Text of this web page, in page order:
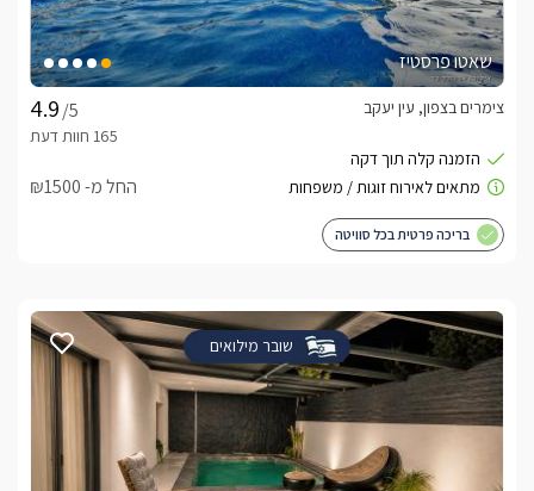
שאטו פרסטיז
/5
צימרים בצפון, עין יעקב
החל מ- ₪1500
בריכה פרטית בכל סוויטה
שובר מילואים